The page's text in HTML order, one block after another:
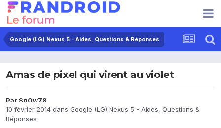
Google (LG) Nexus 5 - Aides, Questions & Réponses
Amas de pixel qui virent au violet
Par Sn0w78
10 février 2014 dans Google (LG) Nexus 5 - Aides, Questions &
Réponses